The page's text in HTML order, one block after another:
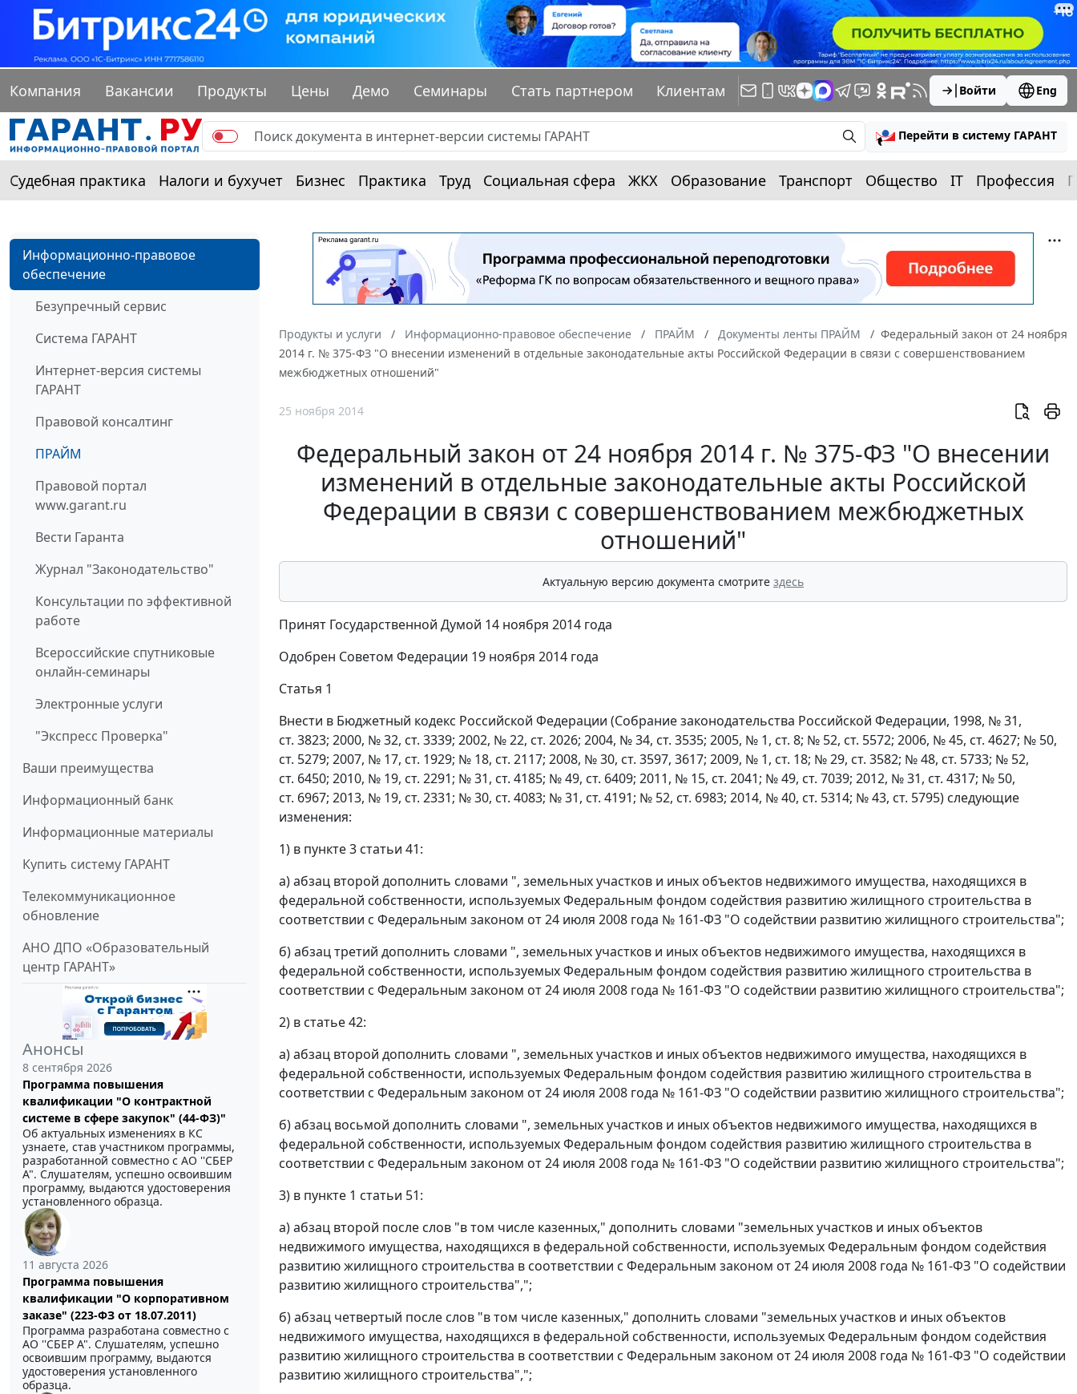
Компания Вакансии Продукты Цены Демо Семинары Стать партнером Клиентам Войти Eng
Перейти в систему ГАРАНТ
Судебная практика Налоги и бухучет Бизнес Практика Труд Социальная сфера ЖКХ Образование Транспорт Общество IT Профессия
Информационно-правовое
обеспечение
Безупречный сервис
Система ГАРАНТ
Интернет-версия системы
ГАРАНТ
Правовой консалтинг
ПРАЙМ
Правовой портал
www.garant.ru
Вести Гаранта
Журнал "Законодательство"
Консультации по эффективной
работе
Всероссийские спутниковые
онлайн-семинары
Электронные услуги
"Экспресс Проверка"
Ваши преимущества
Информационный банк
Информационные материалы
Купить систему ГАРАНТ
Телекоммуникационное
обновление
АНО ДПО «Образовательный
центр ГАРАНТ»
Анонсы
8 сентября 2026
Программа повышения
квалификации "О контрактной
системе в сфере закупок" (44-ФЗ)"
Об актуальных изменениях в КС
узнаете, став участником программы,
разработанной совместно с АО ''СБЕР
А". Слушателям, успешно освоившим
программу, выдаются удостоверения
установленного образца.
11 августа 2026
Программа повышения
квалификации "О корпоративном
заказе" (223-ФЗ от 18.07.2011)
Программа разработана совместно с
АО ''СБЕР А". Слушателям, успешно
освоившим программу, выдаются
удостоверения установленного
образца.
Продукты и услуги Информационно-правовое обеспечение ПРАЙМ Документы ленты ПРАЙМ
Федеральный закон от 24 ноября
2014 г. № 375-ФЗ "О внесении изменений в отдельные законодательные акты Российской Федерации в связи с совершенствованием
межбюджетных отношений"
25 ноября 2014
Федеральный закон от 24 ноября 2014 г. № 375-ФЗ "О внесении
изменений в отдельные законодательные акты Российской
Федерации в связи с совершенствованием межбюджетных
отношений"
Актуальную версию документа смотрите здесь
Принят Государственной Думой 14 ноября 2014 года
Одобрен Советом Федерации 19 ноября 2014 года
Статья 1
Внести в Бюджетный кодекс Российской Федерации (Собрание законодательства Российской Федерации, 1998, № 31,
ст. 3823; 2000, № 32, ст. 3339; 2002, № 22, ст. 2026; 2004, № 34, ст. 3535; 2005, № 1, ст. 8; № 52, ст. 5572; 2006, № 45, ст. 4627; № 50,
ст. 5279; 2007, № 17, ст. 1929; № 18, ст. 2117; 2008, № 30, ст. 3597, 3617; 2009, № 1, ст. 18; № 29, ст. 3582; № 48, ст. 5733; № 52,
ст. 6450; 2010, № 19, ст. 2291; № 31, ст. 4185; № 49, ст. 6409; 2011, № 15, ст. 2041; № 49, ст. 7039; 2012, № 31, ст. 4317; № 50,
ст. 6967; 2013, № 19, ст. 2331; № 30, ст. 4083; № 31, ст. 4191; № 52, ст. 6983; 2014, № 40, ст. 5314; № 43, ст. 5795) следующие
изменения:
1) в пункте 3 статьи 41:
а) абзац второй дополнить словами ", земельных участков и иных объектов недвижимого имущества, находящихся в
федеральной собственности, используемых Федеральным фондом содействия развитию жилищного строительства в
соответствии с Федеральным законом от 24 июля 2008 года № 161-ФЗ "О содействии развитию жилищного строительства";
б) абзац третий дополнить словами ", земельных участков и иных объектов недвижимого имущества, находящихся в
федеральной собственности, используемых Федеральным фондом содействия развитию жилищного строительства в
соответствии с Федеральным законом от 24 июля 2008 года № 161-ФЗ "О содействии развитию жилищного строительства";
2) в статье 42:
а) абзац второй дополнить словами ", земельных участков и иных объектов недвижимого имущества, находящихся в
федеральной собственности, используемых Федеральным фондом содействия развитию жилищного строительства в
соответствии с Федеральным законом от 24 июля 2008 года № 161-ФЗ "О содействии развитию жилищного строительства";
б) абзац восьмой дополнить словами ", земельных участков и иных объектов недвижимого имущества, находящихся в
федеральной собственности, используемых Федеральным фондом содействия развитию жилищного строительства в
соответствии с Федеральным законом от 24 июля 2008 года № 161-ФЗ "О содействии развитию жилищного строительства";
3) в пункте 1 статьи 51:
а) абзац второй после слов "в том числе казенных," дополнить словами "земельных участков и иных объектов
недвижимого имущества, находящихся в федеральной собственности, используемых Федеральным фондом содействия
развитию жилищного строительства в соответствии с Федеральным законом от 24 июля 2008 года № 161-ФЗ "О содействии
развитию жилищного строительства",";
б) абзац четвертый после слов "в том числе казенных," дополнить словами "земельных участков и иных объектов
недвижимого имущества, находящихся в федеральной собственности, используемых Федеральным фондом содействия
развитию жилищного строительства в соответствии с Федеральным законом от 24 июля 2008 года № 161-ФЗ "О содействии
развитию жилищного строительства",";